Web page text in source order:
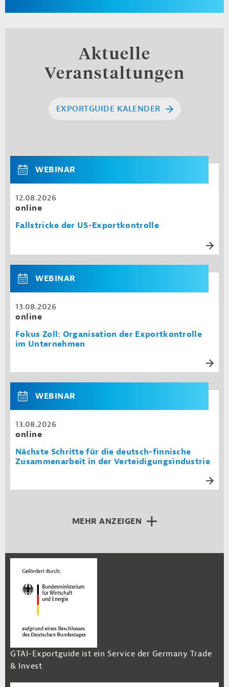
Aktuelle
Veranstaltungen
EXPORTGUIDE KALENDER
WEBINAR
12.08.2026
online
Fallstricke der US-Exportkontrolle
WEBINAR
13.08.2026
online
Fokus Zoll: Organisation der Exportkontrolle
im Unternehmen
WEBINAR
13.08.2026
online
Nächste Schritte für die deutsch-finnische
Zusammenarbeit in der Verteidigungsindustrie
MEHR ANZEIGEN
GTAI-Exportguide ist ein Service der Germany Trade
& Invest